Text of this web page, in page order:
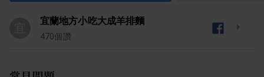
宜蘭地方小吃大成羊排麵
470個讚